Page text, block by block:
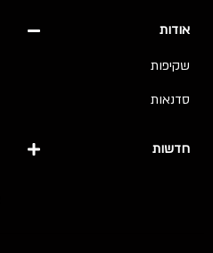
אודות
שקיפות
סדנאות
חדשות